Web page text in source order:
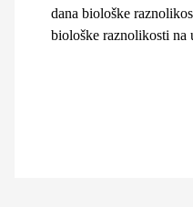
dana biološke
biološke raznolikosti na